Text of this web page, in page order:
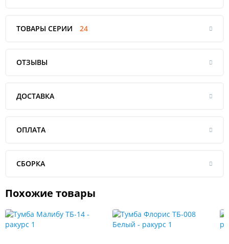
ТОВАРЫ СЕРИИ 24
ОТЗЫВЫ
ДОСТАВКА
ОПЛАТА
СБОРКА
Похожие товары